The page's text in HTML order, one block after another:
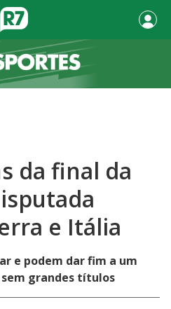
da final da
e Itália
e podem dar fim a um
grandes títulos